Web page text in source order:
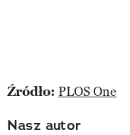
Źródło: PLOS One
Nasz autor